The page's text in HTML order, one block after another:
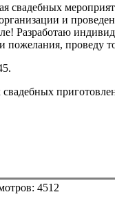
свадебных
и
Разработаю
пожелания, проведу
4512